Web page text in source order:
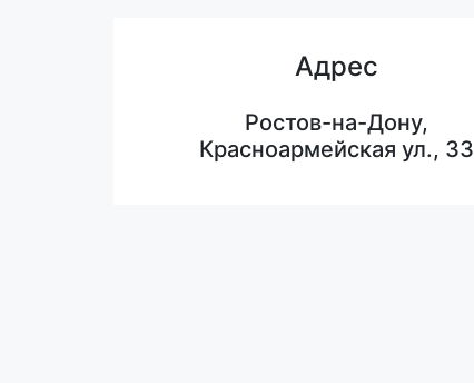
Адрес
Ростов-на-Дону,
Красноармейская ул., 33